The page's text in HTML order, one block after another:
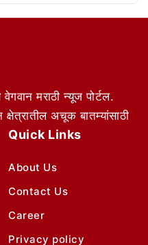
मराठी न्यूज पोर्टल.
अचूक बातम्यांसाठी
Quick Links
About Us
Contact Us
Career
Privacy policy